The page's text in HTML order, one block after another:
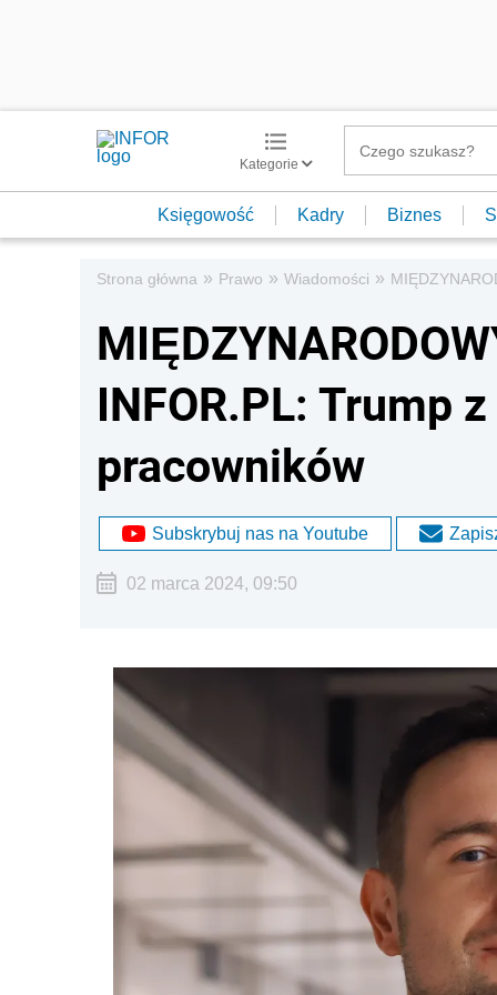
Kategorie
Księgowość Kadry Biznes
Strona główna » Prawo » Wiadomości »
INFOR.PL: Trump
pracowników
Subskrybuj nas na Youtube
02 marca 2024, 09:50